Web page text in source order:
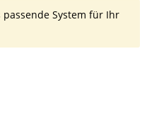
passende System für Ihr